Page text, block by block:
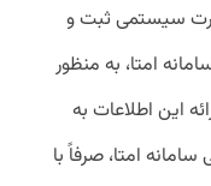
سیستمی ثبت و
امتا، به منظور
این اطلاعات به
امتا، صرفاً با